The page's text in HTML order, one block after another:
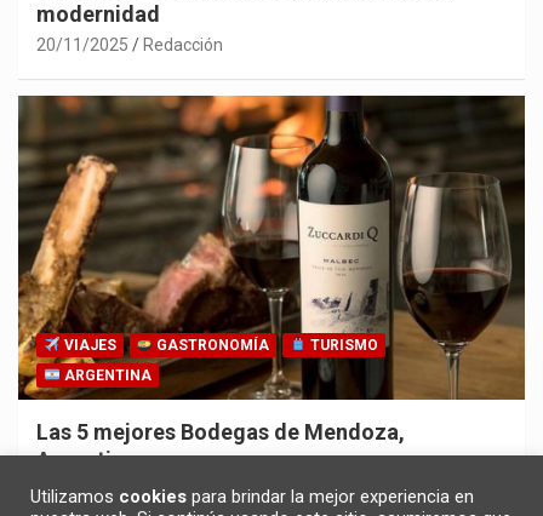
modernidad
20/11/2025 Redacción
VIAJES GASTRONOMÍA
TURISMO
ARGENTINA
Las 5 mejores Bodegas de Mendoza,
Argentina
30/10/2025 Redacción
Utilizamos cookies para brindar la mejor experiencia en